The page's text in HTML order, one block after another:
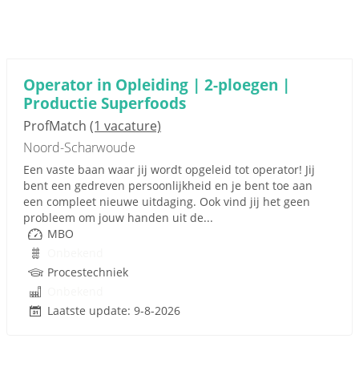
Operator in Opleiding | 2-ploegen |
Productie Superfoods
ProfMatch (1 vacature)
Noord-Scharwoude
Een vaste baan waar jij wordt opgeleid tot operator! Jij
bent een gedreven persoonlijkheid en je bent toe aan
een compleet nieuwe uitdaging. Ook vind jij het geen
probleem om jouw handen uit de...
MBO
Procestechniek
Laatste update: 9-8-2026